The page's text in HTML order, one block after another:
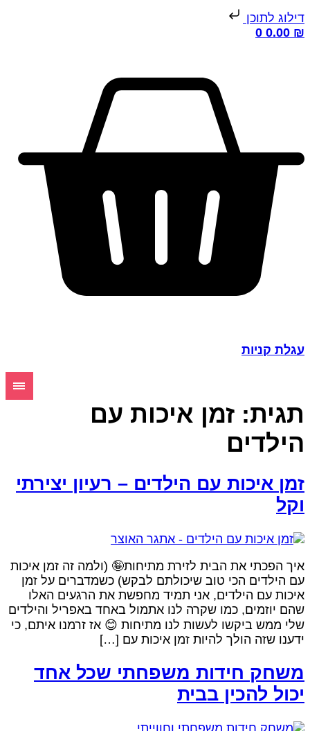
לתוכן
0.00
0
קניות
זמן איכות עם
איכות עם הילדים – רעיון יצירתי
הפכתי את הבית לזירת מתיחות🤪 (ולמה זה זמן איכות
הילדים הכי טוב שיכולתם לבקש) כשמדברים על זמן
עם הילדים, אני תמיד מחפשת את הרגעים האלו
יוזמים, כמו שקרה לנו אתמול באחד באפריל והילדים
ממש ביקשו לעשות לנו מתיחות 😊 אז זרמנו איתם, כי
שזה הולך להיות זמן איכות עם […]
חידות משפחתי שכל אחד
להכין בבית